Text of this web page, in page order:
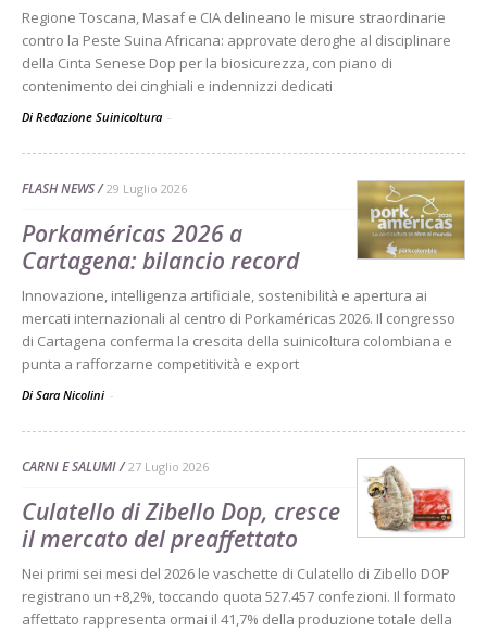
Regione Toscana, Masaf e CIA delineano le misure straordinarie
contro la Peste Suina Africana: approvate deroghe al disciplinare
della Cinta Senese Dop per la biosicurezza, con piano di
contenimento dei cinghiali e indennizzi dedicati
Di Redazione Suinicoltura -
FLASH NEWS 29 Luglio 2026
Porkaméricas 2026 a
Cartagena: bilancio record
Innovazione, intelligenza artificiale, sostenibilità e apertura ai
mercati internazionali al centro di Porkaméricas 2026. Il congresso
di Cartagena conferma la crescita della suinicoltura colombiana e
punta a rafforzarne competitività e export
Di Sara Nicolini -
CARNI E SALUMI 27 Luglio 2026
Culatello di Zibello Dop, cresce
il mercato del preaffettato
Nei primi sei mesi del 2026 le vaschette di Culatello di Zibello DOP
registrano un +8,2%, toccando quota 527.457 confezioni. Il formato
affettato rappresenta ormai il 41,7% della produzione totale della